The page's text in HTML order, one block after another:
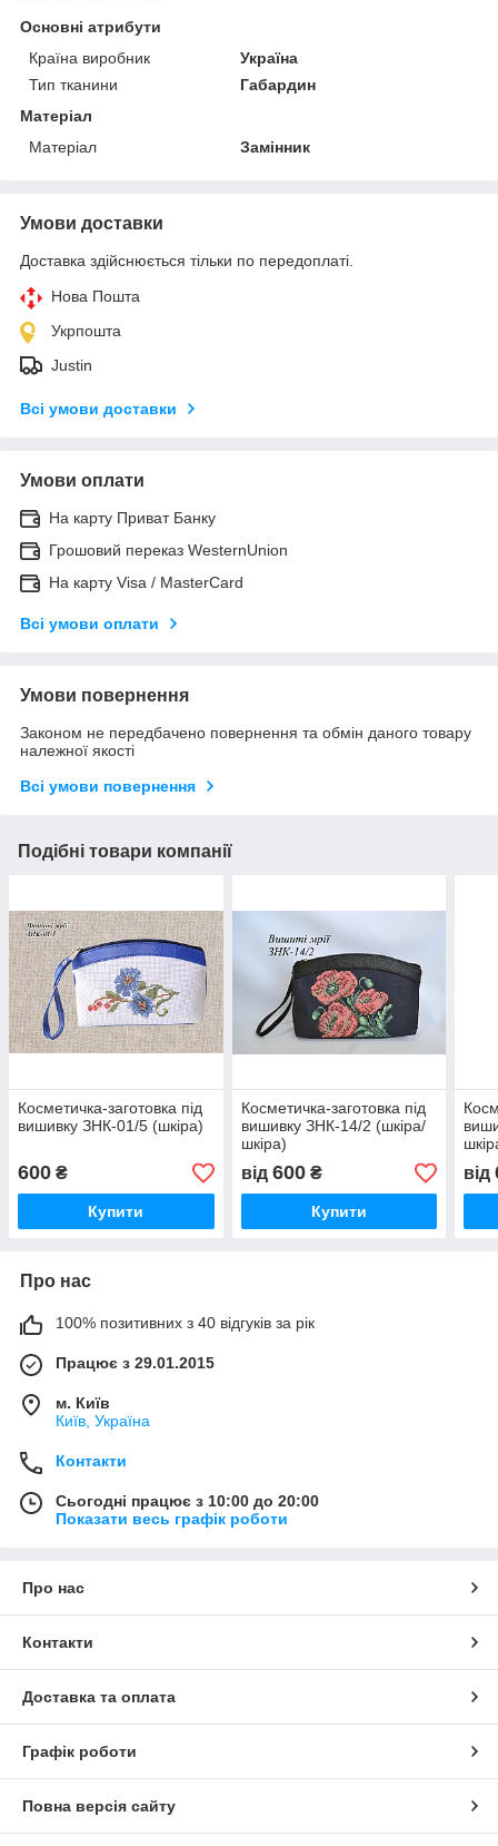
Основні атрибути
Країна виробник
Україна
Тип тканини
Габардин
Матеріал
Матеріал
Замінник
Умови доставки
Доставка здійснюється тільки по передоплаті.
Нова Пошта
Укрпошта
Justin
Всі умови доставки
Умови оплати
На карту Приват Банку
Грошовий переказ WesternUnion
На карту Visa / MasterCard
Всі умови оплати
Умови повернення
Законом не передбачено повернення та обмін даного товару
належної якості
Всі умови повернення
Подібні товари компанії
Косметичка-заготовка під
вишивку ЗНК-01/5 (шкіра)
600 ₴
Купити
Косметичка-заготовка під
вишивку ЗНК-14/2 (шкіра/
шкіра)
від 600₴
Купити
від
Про нас
100% позитивних з 40 відгуків за рік
Працює з 29.01.2015
м. Київ
Київ, Україна
Контакти
Сьогодні працює з 10:00 до 20:00
Показати весь графік роботи
Про нас
Контакти
Доставка та оплата
Графік роботи
Повна версія сайту